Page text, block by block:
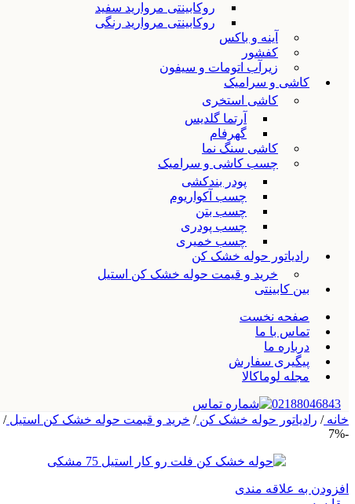
روکابینتی مروارید سفید
روکابینتی مروارید رنگی
آینه و باکس
کفشور
زیرآب اتومات و سیفون
کاشی و سرامیک
کاشی استخری
آرتما گلدیس
گهرفام
کاشی سنگ نما
چسب کاشی و سرامیک
پودر بندکشی
چسب آکواریوم
چسب بتن
چسب پودری
چسب خمیری
رادیاتور حوله خشک کن
خرید و قیمت حوله خشک کن استیل
بین کابینتی
صفحه نخست
تماس با ما
درباره ما
پیگیری سفارش
مجله لوماکالا
02188046843
خانه/ رادیاتور حوله خشک کن/ خرید و قیمت حوله خشک کن استیل/
-7%
افزودن به علاقه مندی